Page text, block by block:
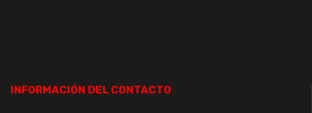
INFORMACIÓN DEL CONTACTO